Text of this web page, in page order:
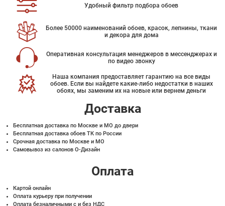
Удобный фильтр подбора обоев
Более 50000 наименований обоев, красок, лепнины, ткани
и декора для дома
Оперативная консультация менеджеров в мессенджерах и
по видео звонку
Наша компания предоставляет гарантию на все виды
обоев. Если вы найдете какие-либо недостатки в наших
обоях, мы заменим их на новые или вернем деньги
Доставка
Бесплатная доставка по Москве и МО до двери
Бесплатная доставка обоев ТК по России
Срочная доставка по Москве и МО
Самовывоз из салонов О-Дизайн
Оплата
Картой онлайн
Оплата курьеру при получении
Оплата безналичными с и без НДС